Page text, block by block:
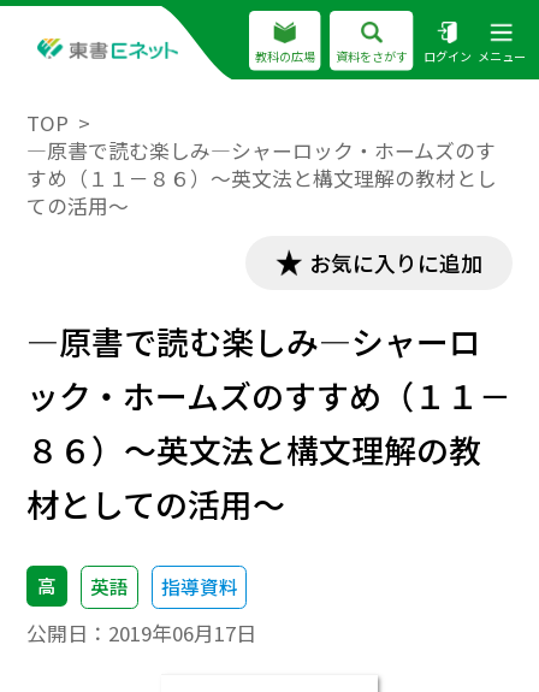
教科の広場 資料をさがす ログイン メニュー
TOP
―原書で読む楽しみ―シャーロック・ホームズのす
すめ（１１－８６）～英文法と構文理解の教材とし
ての活用～
お気に入りに追加
―原書で読む楽しみ―シャーロ
ック・ホームズのすすめ（１１－
８６）～英文法と構文理解の教
材としての活用～
高 英語 指導資料
公開日： 2019年06月17日